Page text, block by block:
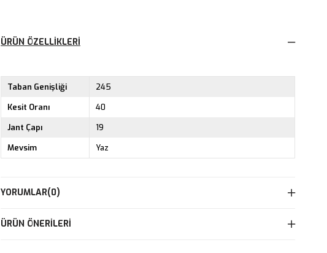
ÜRÜN ÖZELLIKLERI
Taban Genişliği
245
Kesit Oranı
40
Jant Çapı
19
Mevsim
Yaz
YORUMLAR(0)
ÜRÜN ÖNERILERI